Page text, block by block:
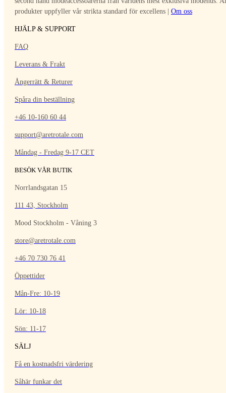
produkter uppfyller vår strikta standard för excellens | Om oss
HJÄLP & SUPPORT
FAQ
Leverans & Frakt
Ångerrätt & Returer
Spåra din beställning
+46 10-160 60 44
support@aretrotale.com
Måndag - Fredag 9-17 CET
BESÖK VÅR BUTIK
Norrlandsgatan 15
111 43, Stockholm
Mood Stockholm - Våning 3
store@aretrotale.com
+46 70 730 76 41
Öppettider
Mån-Fre: 10-19
Lör: 10-18
Sön: 11-17
SÄLJ
Få en kostnadsfri värdering
Såhär funkar det